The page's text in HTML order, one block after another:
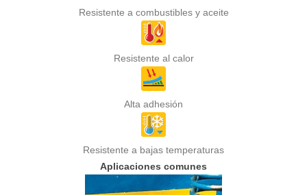
Resistente a combustibles y aceite
Resistente al calor
Alta adhesión
Resistente a bajas temperaturas
Aplicaciones comunes